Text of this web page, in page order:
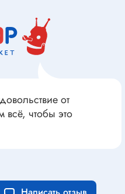
от
чтобы это